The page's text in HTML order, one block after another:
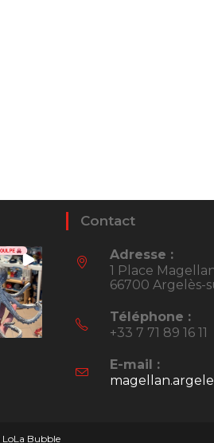
Contact
Adresse :
1 Place
66700 Argelès-
Téléphone :
+33 7 71 89 16 11
E-mail :
LoLa Bubble